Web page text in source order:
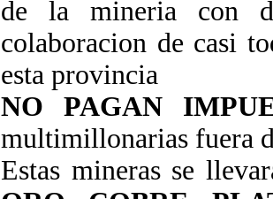
de la mineria con
colaboracion de casi
esta provincia
NO PAGAN
multimillonarias fuera
Estas mineras se